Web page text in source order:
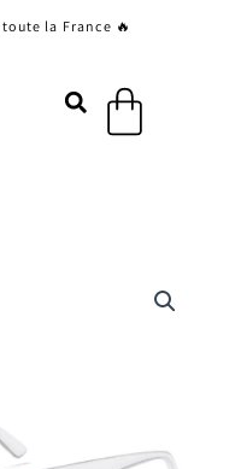
la France 🔥
Panier